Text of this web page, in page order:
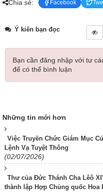
Chia sẻ: Facebook
Ý kiến bạn đọc
Bạn cần đăng nhập với tư
để có thể bình luận
Những tin mới hơn
Việc Truyền Chức Giám Mục
Lệnh Vạ Tuyệt Thông
(02/07/2026)
Thư của Đức Thánh Cha Lêô
thành lập Hợp Chủng quốc Hoa